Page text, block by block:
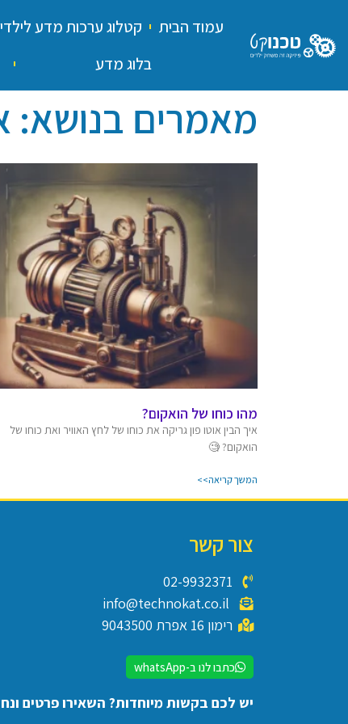
עמוד הבית קטלוג ערכות מדע
בלוג מדע
מאמרים בנושא:
מהו כוחו של הואקום?
איך הבין אוטו פון גריקה את כוחו של לחץ האוויר ואת כוחו של
הואקום? 🧐
המשך קריאה>>
צור קשר
02-9932371
רימון 16 אפרת 9043500
כתבו לנו ב-whatsApp
יש לכם בקשות מיוחדות? השאירו פרטים